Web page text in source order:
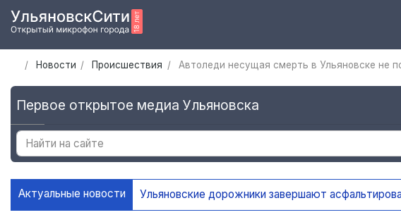
Новости Происшествия Автоледи несущая смерть в Ульяновске не
Первое открытое медиа Ульяновска
Актуальные новости Ульяновские дорожники завершают